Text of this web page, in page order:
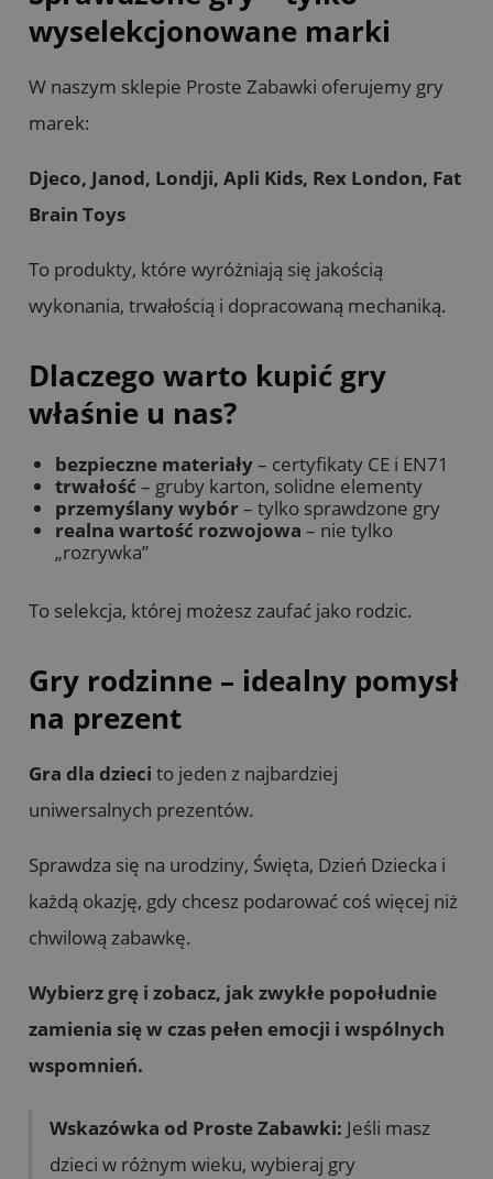
wyselekcjonowane marki
W naszym sklepie Proste Zabawki oferujemy gry
marek:
Djeco, Janod, Londji, Apli Kids, Rex London, Fat
Brain Toys
To produkty, które wyróżniają się jakością
wykonania, trwałością i dopracowaną mechaniką.
Dlaczego warto kupić gry
właśnie u nas?
bezpieczne materiały– certyfikaty CE i EN71
trwałość – gruby karton, solidne elementy
przemyślany wybór– tylko sprawdzone gry
realna wartość rozwojowa – nie tylko
„rozrywka”
To selekcja, której możesz zaufać jako rodzic.
Gry rodzinne – idealny pomysł
na prezent
Gra dla dzieci to jeden z najbardziej
uniwersalnych prezentów.
Sprawdza się na urodziny, Święta, Dzień Dziecka i
każdą okazję, gdy chcesz podarować coś więcej niż
chwilową zabawkę.
Wybierz grę i zobacz, jak zwykłe popołudnie
zamienia się w czas pełen emocji i wspólnych
wspomnień.
Wskazówka od Proste Zabawki: Jeśli masz
dzieci w różnym wieku, wybieraj gry